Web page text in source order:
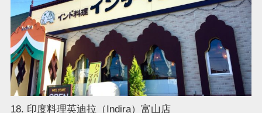
18. 印度料理英迪拉（Indira）富山店